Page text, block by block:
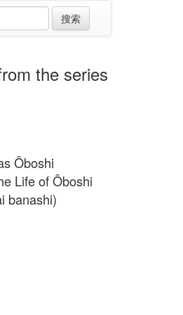
the series
Ôboshi
Life of Ôboshi
banashi)